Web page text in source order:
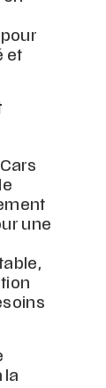
et
une
la